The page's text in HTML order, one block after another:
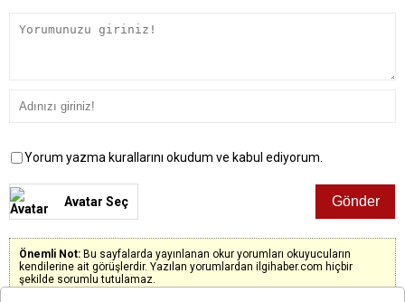
Yorum yazma kurallarını okudum ve kabul ediyorum.
Avatar Seç
Önemli Not: Bu sayfalarda yayınlanan okur yorumları okuyucuların
kendilerine ait görüşlerdir. Yazılan yorumlardan ilgihaber.com hiçbir
şekilde sorumlu tutulamaz.